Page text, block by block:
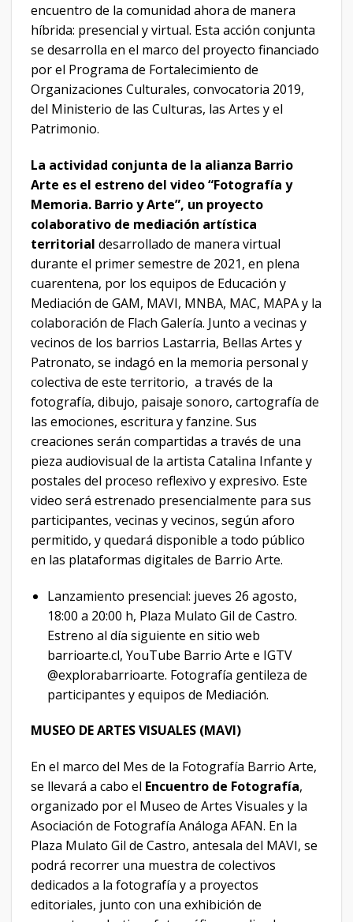
encuentro de la comunidad ahora de manera
híbrida: presencial y virtual. Esta acción conjunta
se desarrolla en el marco del proyecto financiado
por el Programa de Fortalecimiento de
Organizaciones Culturales, convocatoria 2019,
del Ministerio de las Culturas, las Artes y el
Patrimonio.
La actividad conjunta de la alianza Barrio
Arte es el estreno del video “Fotografía y
Memoria. Barrio y Arte”, un proyecto
colaborativo de mediación artística
territorial desarrollado de manera virtual
durante el primer semestre de 2021, en plena
cuarentena, por los equipos de Educación y
Mediación de GAM, MAVI, MNBA, MAC, MAPA y la
colaboración de Flach Galería. Junto a vecinas y
vecinos de los barrios Lastarria, Bellas Artes y
Patronato, se indagó en la memoria personal y
colectiva de este territorio, a través de la
fotografía, dibujo, paisaje sonoro, cartografía de
las emociones, escritura y fanzine. Sus
creaciones serán compartidas a través de una
pieza audiovisual de la artista Catalina Infante y
postales del proceso reflexivo y expresivo. Este
video será estrenado presencialmente para sus
participantes, vecinas y vecinos, según aforo
permitido, y quedará disponible a todo público
en las plataformas digitales de Barrio Arte.
Lanzamiento presencial: jueves 26 agosto,
18:00 a 20:00 h, Plaza Mulato Gil de Castro.
Estreno al día siguiente en sitio web
barrioarte.cl, YouTube Barrio Arte e IGTV
@explorabarrioarte. Fotografía gentileza de
participantes y equipos de Mediación.
MUSEO DE ARTES VISUALES (MAVI)
En el marco del Mes de la Fotografía Barrio Arte,
se llevará a cabo el Encuentro de Fotografía,
organizado por el Museo de Artes Visuales y la
Asociación de Fotografía Análoga AFAN. En la
Plaza Mulato Gil de Castro, antesala del MAVI, se
podrá recorrer una muestra de colectivos
dedicados a la fotografía y a proyectos
editoriales, junto con una exhibición de